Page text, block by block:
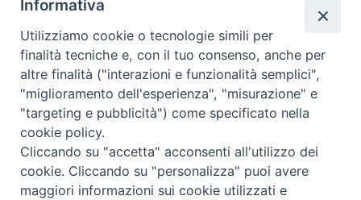
Caritas Internationalis
TV 2000
Inblu 2000
Avvenire
Sir
Scarp de’ Tenis
Informativa
Utilizziamo cookie o tecnologie simili per
finalità tecniche e, con il tuo consenso, anche per
altre finalità ("interazioni e funzionalità semplici",
"miglioramento dell'esperienza", "misurazione" e
"targeting e pubblicità") come specificato nella
cookie policy.
Cliccando su "accetta" acconsenti all'utilizzo dei
cookie. Cliccando su "personalizza" puoi avere
maggiori informazioni sui cookie utilizzati e